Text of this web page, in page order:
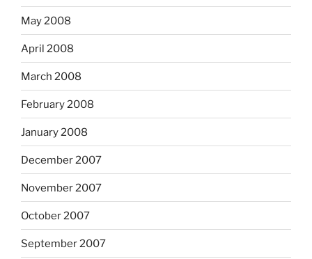
May 2008
April 2008
March 2008
February 2008
January 2008
December 2007
November 2007
October 2007
September 2007